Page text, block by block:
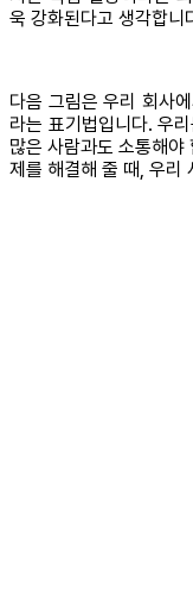
욱 강화된다고 생각합니
다음 그림은 우리 회사
라는 표기법입니다. 우
많은 사람과도 소통해야
제를 해결해 줄 때, 우리